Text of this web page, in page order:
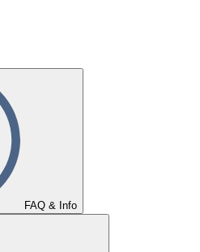
FAQ & Info